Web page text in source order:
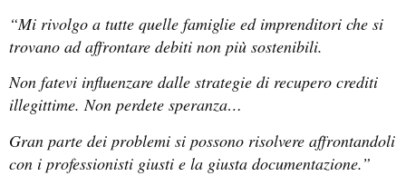
“Mi rivolgo a tutte quelle famiglie ed imprenditori che si
trovano ad affrontare debiti non più sostenibili.
Non fatevi influenzare dalle strategie di recupero crediti
illegittime. Non perdete speranza…
Gran parte dei problemi si possono risolvere affrontandoli
con i professionisti giusti e la giusta documentazione.”